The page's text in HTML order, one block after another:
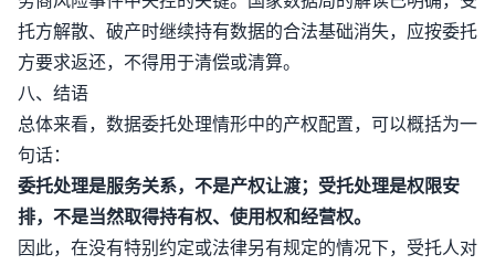
托方解散、破产时继续持有数据的合法基础消失，应按委托
方要求返还，不得用于清偿或清算。
八、结语
总体来看，数据委托处理情形中的产权配置，可以概括为一
句话：
委托处理是服务关系，不是产权让渡；受托处理是权限安
排，不是当然取得持有权、使用权和经营权。
因此，在没有特别约定或法律另有规定的情况下，受托人对